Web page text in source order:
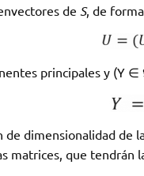
de S, de
principales y (Y ∈
de dimensionalidad de
matrices, que tendrán